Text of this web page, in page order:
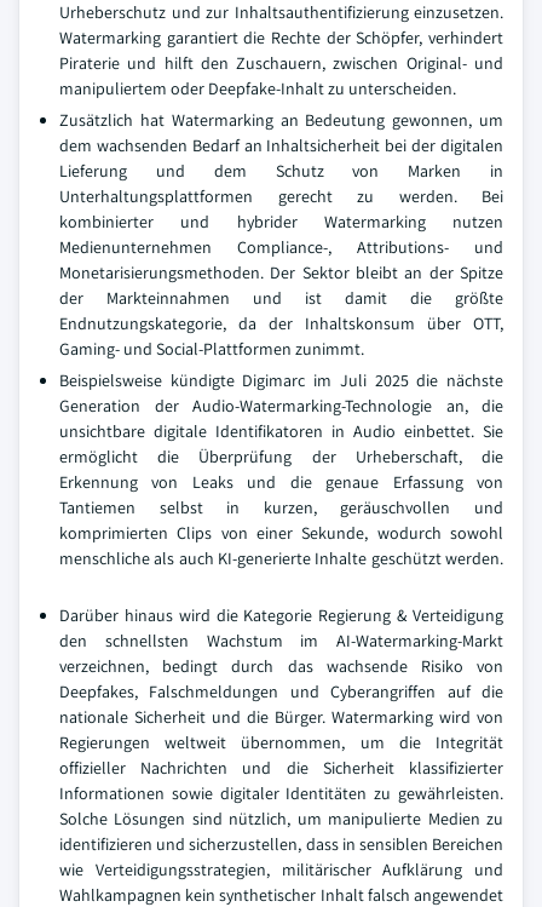
Urheberschutz und zur Inhaltsauthentifizierung einzusetzen.
Watermarking garantiert die Rechte der Schöpfer, verhindert
Piraterie und hilft den Zuschauern, zwischen Original- und
manipuliertem oder Deepfake-Inhalt zu unterscheiden.
Zusätzlich hat Watermarking an Bedeutung gewonnen, um
dem wachsenden Bedarf an Inhaltsicherheit bei der digitalen
Lieferung und dem Schutz von Marken in
Unterhaltungsplattformen gerecht zu werden. Bei
kombinierter und hybrider Watermarking nutzen
Medienunternehmen Compliance-, Attributions- und
Monetarisierungsmethoden. Der Sektor bleibt an der Spitze
der Markteinnahmen und ist damit die größte
Endnutzungskategorie, da der Inhaltskonsum über OTT,
Gaming- und Social-Plattformen zunimmt.
Beispielsweise kündigte Digimarc im Juli 2025 die nächste
Generation der Audio-Watermarking-Technologie an, die
unsichtbare digitale Identifikatoren in Audio einbettet. Sie
ermöglicht die Überprüfung der Urheberschaft, die
Erkennung von Leaks und die genaue Erfassung von
Tantiemen selbst in kurzen, geräuschvollen und
komprimierten Clips von einer Sekunde, wodurch sowohl
menschliche als auch KI-generierte Inhalte geschützt werden.
Darüber hinaus wird die Kategorie Regierung & Verteidigung
den schnellsten Wachstum im AI-Watermarking-Markt
verzeichnen, bedingt durch das wachsende Risiko von
Deepfakes, Falschmeldungen und Cyberangriffen auf die
nationale Sicherheit und die Bürger. Watermarking wird von
Regierungen weltweit übernommen, um die Integrität
offizieller Nachrichten und die Sicherheit klassifizierter
Informationen sowie digitaler Identitäten zu gewährleisten.
Solche Lösungen sind nützlich, um manipulierte Medien zu
identifizieren und sicherzustellen, dass in sensiblen Bereichen
wie Verteidigungsstrategien, militärischer Aufklärung und
Wahlkampagnen kein synthetischer Inhalt falsch angewendet